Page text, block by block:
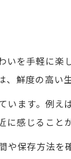
生麺で感じる
生麺の茹で
ぶ沖縄そば生
生麺はスーパ
を手軽に
鮮度の高
ます。例
感じること
保存方法